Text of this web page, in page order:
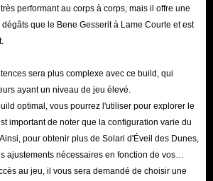
performant au corps à corps, mais il offre une
que le Bene Gesserit à Lame Courte et est
sera plus complexe avec ce build, qui
ayant un niveau de jeu élevé.
optimal, vous pourrez l'utiliser pour explorer le
important de noter que la configuration varie du
pour obtenir plus de Solari d'Éveil des Dunes,
ajustements nécessaires en fonction de vos
au jeu, il vous sera demandé de choisir une